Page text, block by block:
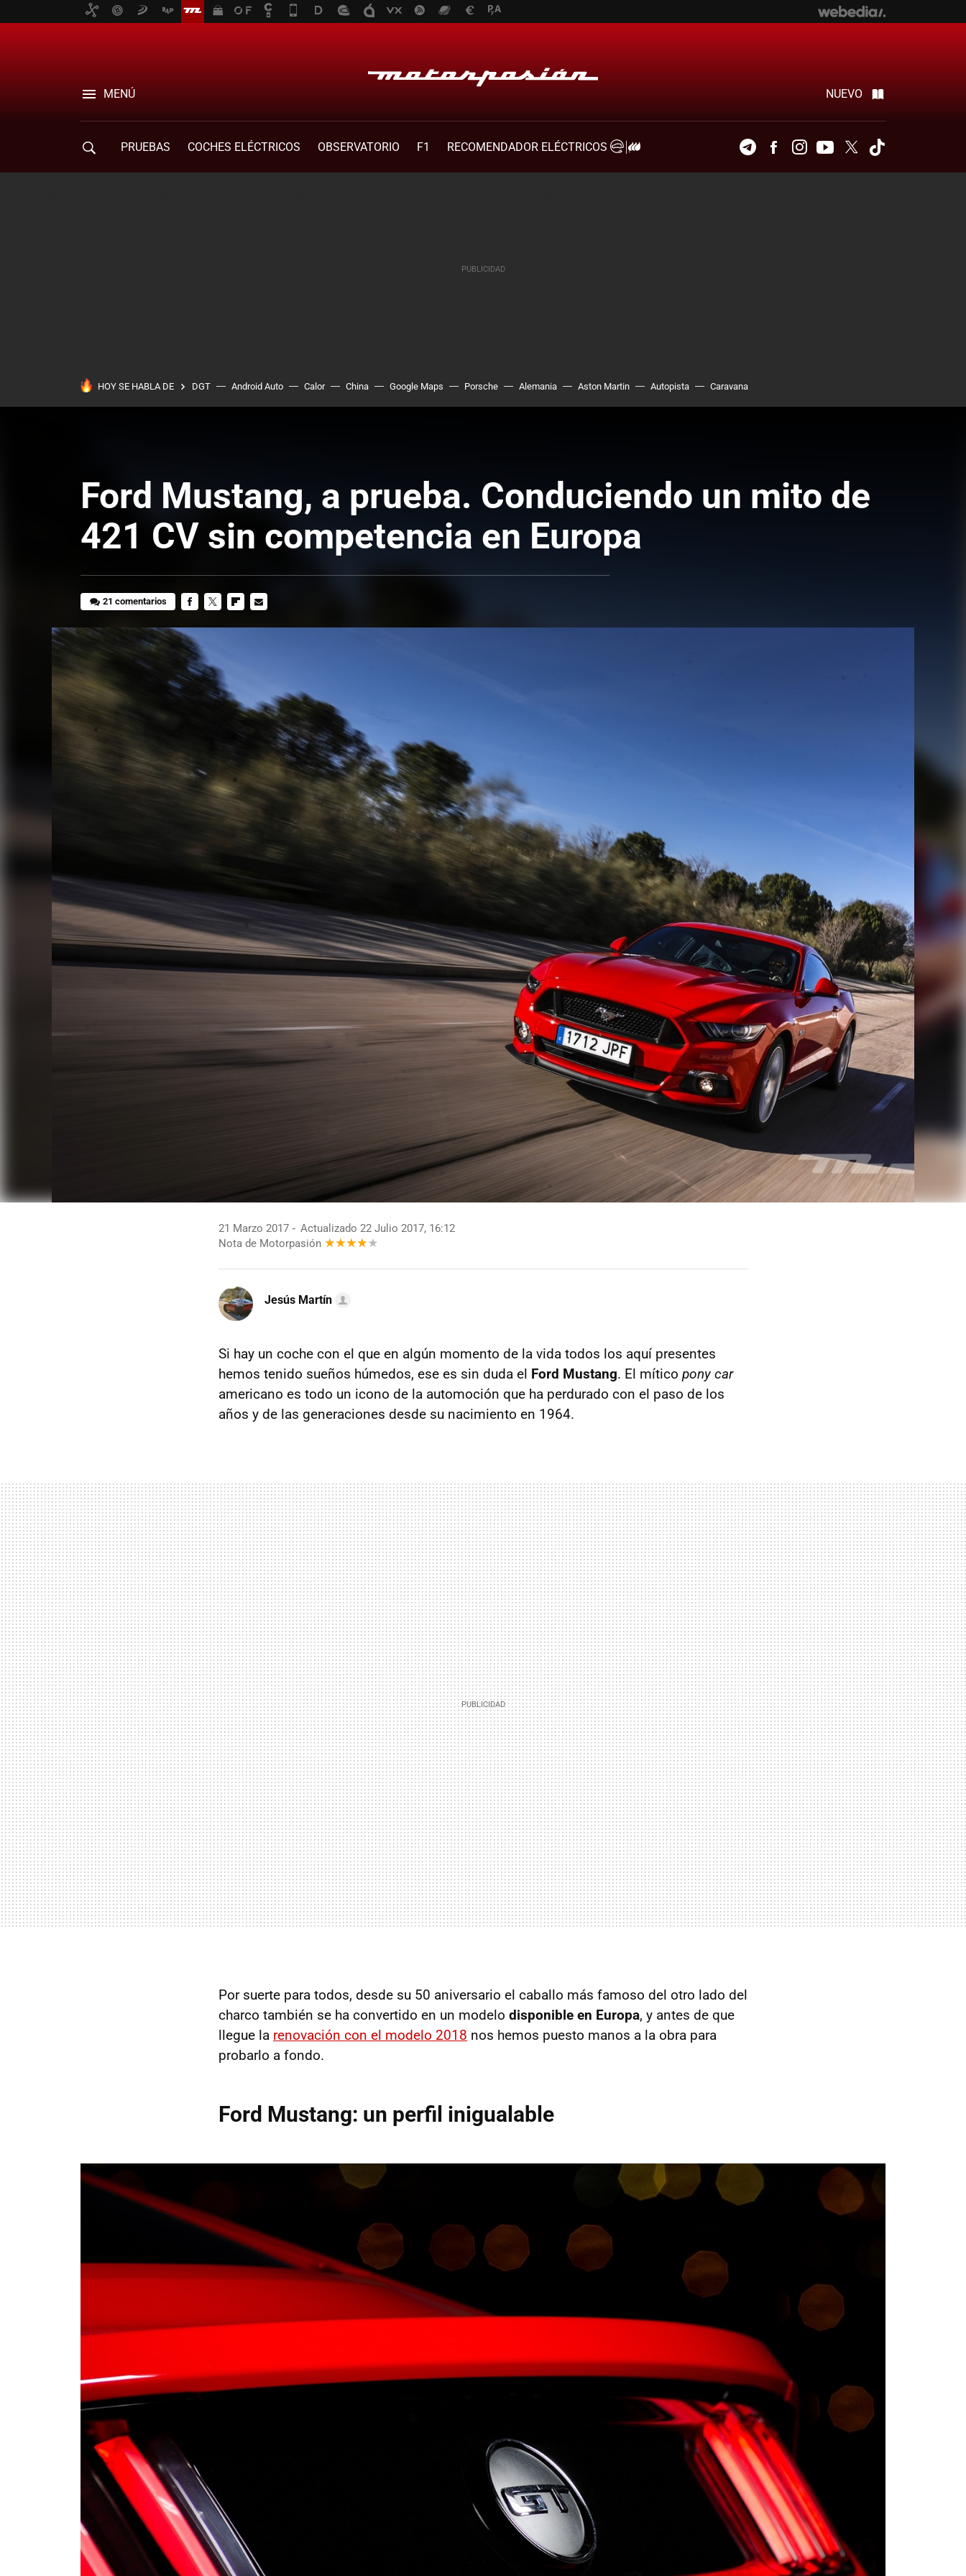
MENÚ NUEVO
PRUEBAS COCHES ELÉCTRICOS OBSERVATORIO F1
RECOMENDADOR ELÉCTRICOS
TelegramFacebookInstagramYoutubeTwitter
HOY SE HABLA DE DGT Android Auto Calor China Google Maps Porsche Alemania Aston Martin Autopista Caravana
Ford Mustang, a prueba. Conduciendo un mito de
421 CV sin competencia en Europa
21 comentarios
21 Marzo 2017
Actualizado 22 Julio 2017, 16:12
Nota de Motorpasión
Jesús Martín
Si hay un coche con el que en algún momento de la vida todos los aquí presentes
hemos tenido sueños húmedos, ese es sin duda el Ford Mustang. El mítico pony car
americano es todo un icono de la automoción que ha perdurado con el paso de los
años y de las generaciones desde su nacimiento en 1964.
Por suerte para todos, desde su 50 aniversario el caballo más famoso del otro lado del
charco también se ha convertido en un modelo disponible en Europa, y antes de que
llegue la renovación con el modelo 2018 nos hemos puesto manos a la obra para
probarlo a fondo.
Ford Mustang: un perfil inigualable